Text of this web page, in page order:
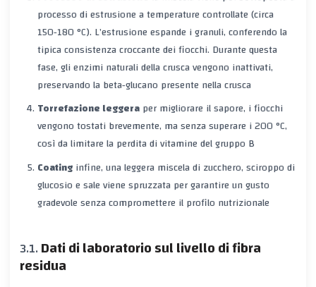
processo di estrusionea temperature controllate (circa
150‑180 °C). L’estrusione espande i granuli, conferendo la
tipica consistenza croccante dei fiocchi. Durante questa
fase, gli enzimi naturali della crusca vengono inattivati,
preservando la beta‑glucano presente nella crusca
Torrefazione leggeraper migliorare il sapore, i fiocchi
vengono tostati brevemente, ma senza superare i 200 °C,
così da limitare la perdita di vitamine del gruppo B
Coatinginfine, una leggera miscela di zucchero, sciroppo di
glucosio e sale viene spruzzata per garantire un gusto
gradevole senza compromettere il profilo nutrizionale
Dati di laboratorio sul livello di fibra
residua